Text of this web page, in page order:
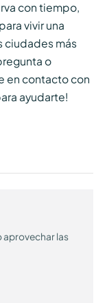
con tiempo,
vivir una
ciudades más
o
en contacto con
ayudarte!
aprovechar las